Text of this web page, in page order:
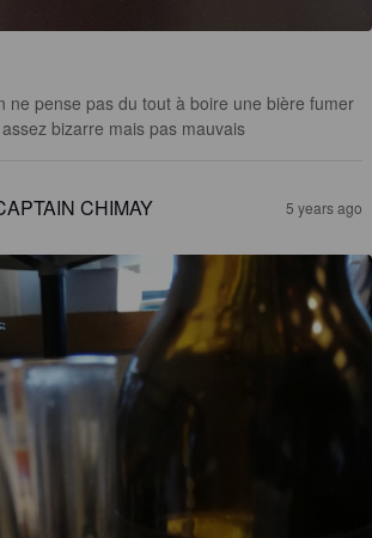
ne pense pas du tout à boire une bière fumer
bizarre mais pas mauvais
CHIMAY 5 years ago